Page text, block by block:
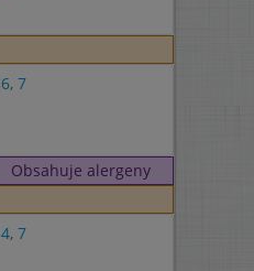
6, 7
Obsahuje alergeny
4, 7